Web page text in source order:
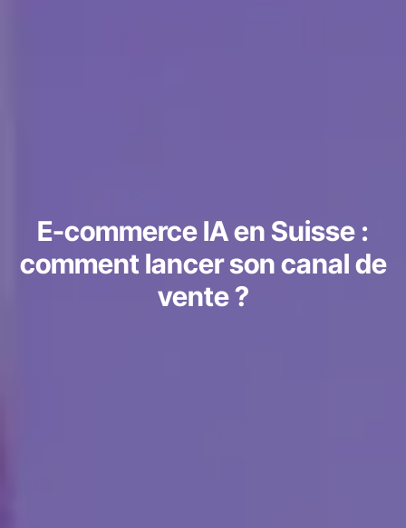
E-commerce IA en Suisse :
comment lancer son canal de
vente ?